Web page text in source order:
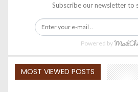
Subscribe our newsletter to
Powered by
MOST VIEWED POSTS